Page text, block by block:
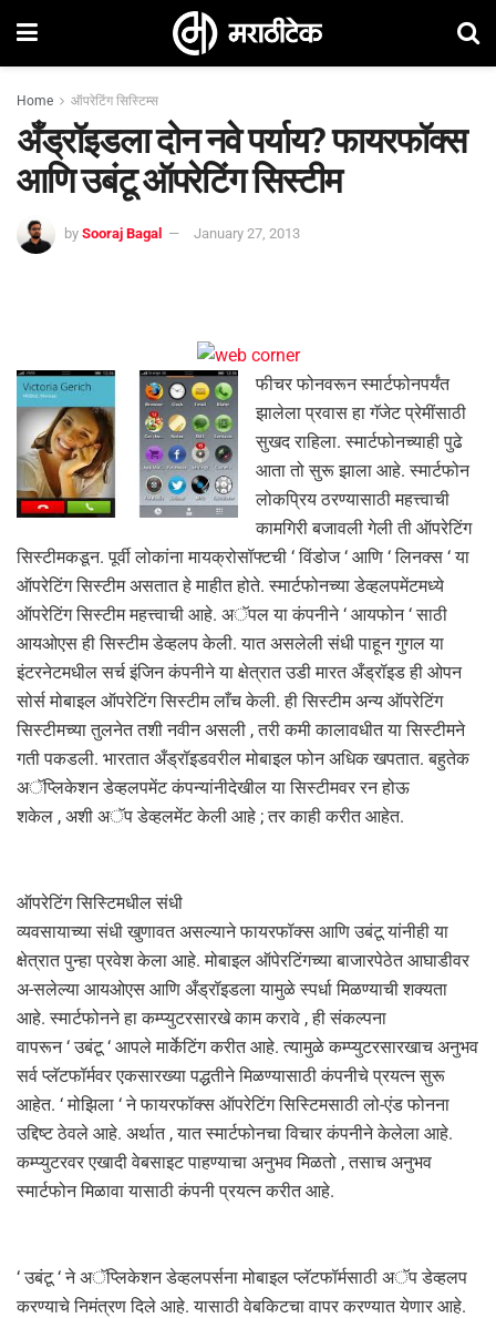
Home ऑपरेटिंग सिस्टिम्स
अँड्रॉइडला दोन नवे पर्याय? फायरफॉक्स
आणि उबंटू ऑपरेटिंग सिस्टीम
by Sooraj Bagal January 27, 2013
फीचर फोनवरून स्मार्टफोनपर्यंत
झालेला प्रवास हा गॅजेट प्रेमींसाठी
सुखद राहिला. स्मार्टफोनच्याही पुढे
आता तो सुरू झाला आहे. स्मार्टफोन
लोकप्रिय ठरण्यासाठी महत्त्वाची
कामगिरी बजावली गेली ती ऑपरेटिंग
सिस्टीमकडून. पूर्वी लोकांना मायक्रोसॉफ्टची ‘ विंडोज ‘ आणि ‘ लिनक्स ‘ या
ऑपरेटिंग सिस्टीम असतात हे माहीत होते. स्मार्टफोनच्या डेव्हलपमेंटमध्ये
ऑपरेटिंग सिस्टीम महत्त्वाची आहे. अॅपल या कंपनीने ‘ आयफोन ‘ साठी
आयओएस ही सिस्टीम डेव्हलप केली. यात असलेली संधी पाहून गुगल या
इंटरनेटमधील सर्च इंजिन कंपनीने या क्षेत्रात उडी मारत अँड्रॉइड ही ओपन
सोर्स मोबाइल ऑपरेटिंग सिस्टीम लाँच केली. ही सिस्टीम अन्य ऑपरेटिंग
सिस्टीमच्या तुलनेत तशी नवीन असली , तरी कमी कालावधीत या सिस्टीमने
गती पकडली. भारतात अँड्रॉइडवरील मोबाइल फोन अधिक खपतात. बहुतेक
अॅप्लिकेशन डेव्हलपमेंट कंपन्यांनीदेखील या सिस्टीमवर रन होऊ
शकेल , अशी अॅप डेव्हलमेंट केली आहे ; तर काही करीत आहेत.
ऑपरेटिंग सिस्टिमधील संधी
व्यवसायाच्या संधी खुणावत असल्याने फायरफॉक्स आणि उबंटू यांनीही या
क्षेत्रात पुन्हा प्रवेश केला आहे. मोबाइल ऑपेरटिंगच्या बाजारपेठेत आघाडीवर
अ-सलेल्या आयओएस आणि अँड्रॉइडला यामुळे स्पर्धा मिळण्याची शक्यता
आहे. स्मार्टफोनने हा कम्प्युटरसारखे काम करावे , ही संकल्पना
वापरून ‘ उबंटू ‘ आपले मार्केटिंग करीत आहे. त्यामुळे कम्प्युटरसारखाच अनुभव
सर्व प्लॅटफॉर्मवर एकसारख्या पद्धतीने मिळण्यासाठी कंपनीचे प्रयत्न सुरू
आहेत. ‘ मोझिला ‘ ने फायरफॉक्स ऑपरेटिंग सिस्टिमसाठी लो-एंड फोनना
उद्दिष्ट ठेवले आहे. अर्थात , यात स्मार्टफोनचा विचार कंपनीने केलेला आहे.
कम्प्युटरवर एखादी वेबसाइट पाहण्याचा अनुभव मिळतो , तसाच अनुभव
स्मार्टफोन मिळावा यासाठी कंपनी प्रयत्न करीत आहे.
‘ उबंटू ‘ ने अॅप्लिकेशन डेव्हलपर्सना मोबाइल प्लॅटफॉर्मसाठी अॅप डेव्हलप
करण्याचे निमंत्रण दिले आहे. यासाठी वेबकिटचा वापर करण्यात येणार आहे.